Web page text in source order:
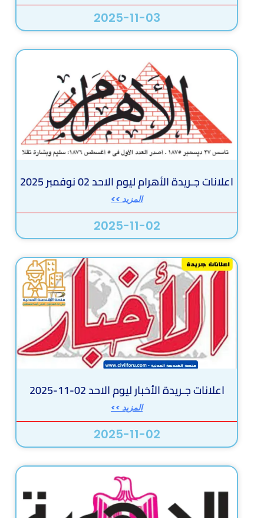
2025-11-03
اعلانات جـريدة الأهرام ليوم الاحد 02 نوفمبر 2025
المزيد >>
2025-11-02
اعلانات جـريدة الأخبار ليوم الاحد 02-11-2025
المزيد >>
2025-11-02